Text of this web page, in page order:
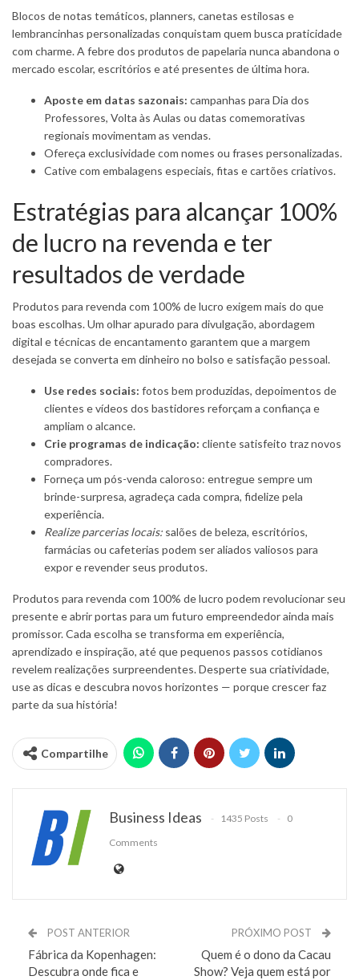
Blocos de notas temáticos, planners, canetas estilosas e
lembrancinhas personalizadas conquistam quem busca praticidade
com charme. A febre dos produtos de papelaria nunca abandona o
mercado escolar, escritórios e até presentes de última hora.
Aposte em datas sazonais: campanhas para Dia dos
Professores, Volta às Aulas ou datas comemorativas
regionais movimentam as vendas.
Ofereça exclusividade com nomes ou frases personalizadas.
Cative com embalagens especiais, fitas e cartões criativos.
Estratégias para alcançar 100%
de lucro na revenda e ter
resultados de verdade
Produtos para revenda com 100% de lucro exigem mais do que
boas escolhas. Um olhar apurado para divulgação, abordagem
digital e técnicas de encantamento garantem que a margem
desejada se converta em dinheiro no bolso e satisfação pessoal.
Use redes sociais: fotos bem produzidas, depoimentos de
clientes e vídeos dos bastidores reforçam a confiança e
ampliam o alcance.
Crie programas de indicação: cliente satisfeito traz novos
compradores.
Forneça um pós-venda caloroso: entregue sempre um
brinde-surpresa, agradeça cada compra, fidelize pela
experiência.
Realize parcerias locais: salões de beleza, escritórios,
farmácias ou cafeterias podem ser aliados valiosos para
expor e revender seus produtos.
Produtos para revenda com 100% de lucro podem revolucionar seu
presente e abrir portas para um futuro empreendedor ainda mais
promissor. Cada escolha se transforma em experiência,
aprendizado e inspiração, até que pequenos passos cotidianos
revelem realizações surpreendentes. Desperte sua criatividade,
use as dicas e descubra novos horizontes — porque crescer faz
parte da sua história!
Compartilhe
Business Ideas 1435 Posts
0
Comments
POST ANTERIOR
Fábrica da Kopenhagen:
Descubra onde fica e
PRÓXIMO POST
Quem é o dono da Cacau
Show? Veja quem está por